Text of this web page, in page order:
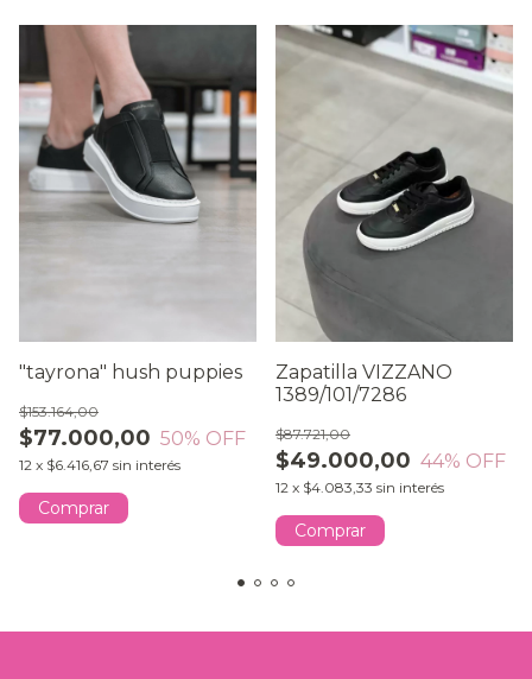
"tayrona" hush puppies
$77.000,00
$153.164,00
50% OFF
12 x $6.416,67 sin interés
Comprar
Zapatilla VIZZANO
1389/101/7286
$49.000,00
$87.721,00
44% OFF
12 x $4.083,33 sin interés
Comprar